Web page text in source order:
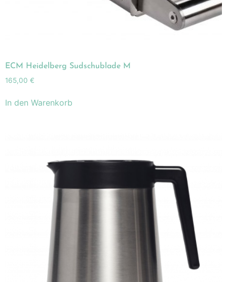
ECM Heidelberg Sudschublade M
165,00 €
In den Warenkorb